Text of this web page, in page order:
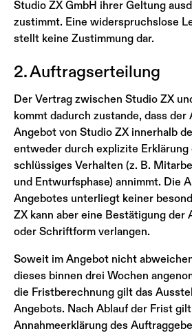
Studio ZX GmbH ihrer Geltung
zustimmt. Eine widerspruchslose
stellt keine Zustimmung dar.
2. Auftragserteilung
Der Vertrag zwischen Studio ZX
kommt dadurch zustande, dass der
Angebot von Studio ZX innerhalb
entweder durch explizite Erklärung
schlüssiges Verhalten (z. B.
und Entwurfsphase) annimmt. Die
Angebotes unterliegt keiner
ZX kann aber eine Bestätigung der
oder Schriftform verlangen.
Soweit im Angebot nicht
dieses binnen drei Wochen
die Fristberechnung gilt das
Angebots. Nach Ablauf der Frist
Annahmeerklärung des